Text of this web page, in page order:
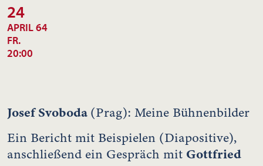
24
APRIL 64
FR.
20:00
Josef Svoboda (Prag): Meine Bühnenbilder
Ein Bericht mit Beispielen (Diapositive),
anschließend ein Gespräch mit Gottfried